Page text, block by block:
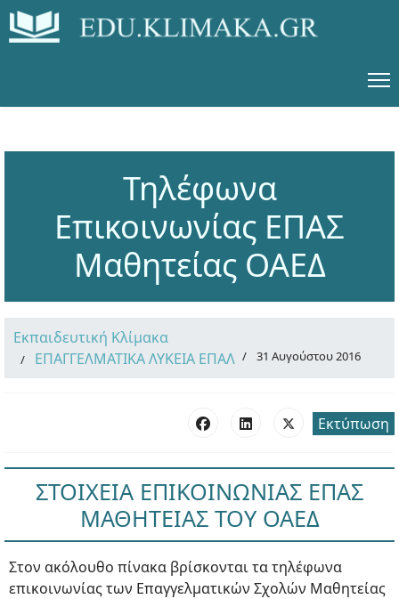
Τηλέφωνα
Επικοινωνίας ΕΠΑΣ
Μαθητείας ΟΑΕΔ
Εκπαιδευτική Κλίμακα
ΕΠΑΓΓΕΛΜΑΤΙΚΑ ΛΥΚΕΙΑ ΕΠΑΛ
31 Αυγούστου 2016
Εκτύπωση
ΣΤΟΙΧΕΙΑ ΕΠΙΚΟΙΝΩΝΙΑΣ ΕΠΑΣ
ΜΑΘΗΤΕΙΑΣ ΤΟΥ ΟΑΕΔ
Στον ακόλουθο πίνακα βρίσκονται τα τηλέφωνα
επικοινωνίας των Επαγγελματικών Σχολών Μαθητείας